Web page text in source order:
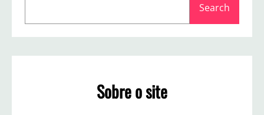
G
r
a
r
c
Search
Sobre o site